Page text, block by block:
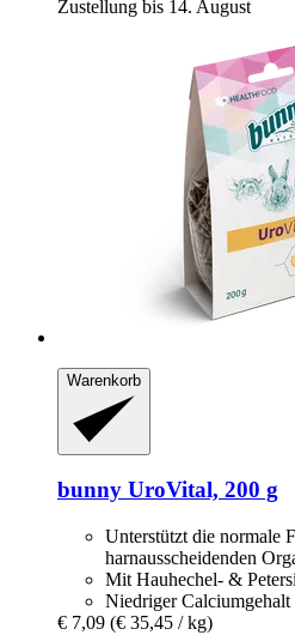
Zustellung bis 14. August
Warenkorb
bunny UroVital, 200 g
Unterstützt die normale
harnausscheidenden
Mit Hauhechel- &
Niedriger Calciumgehalt
€ 7,09 (€ 35,45 / kg)